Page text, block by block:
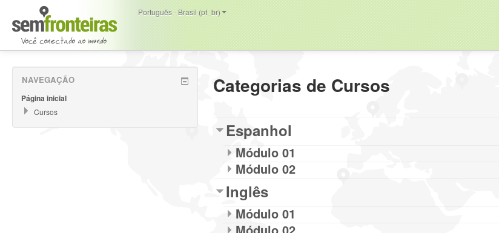
Português - Brasil (pt_br)
Categorias de Cursos
Espanhol
Módulo 01
Módulo 02
Inglês
Módulo 01
NAVEGAÇÃO
Página inicial
Cursos